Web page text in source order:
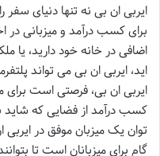
ایربی ان بی نه تنها دنیای
برای کسب درآمد و میزبانی در
اضافی در خانه خود دارید، یا
اید، ایربی ان بی می تواند
ایربی ان بی، فرصتی است برای
کسب درآمد از فضایی که شاید
توان یک میزبان موفق در
گام برای میزبانان است تا